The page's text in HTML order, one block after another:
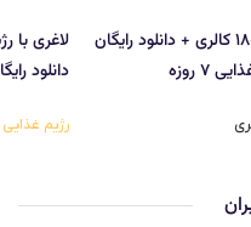
رژیم ۱۸۰۰ کالری + دانلود رایگان
۷ روزه
دانلود
رژیم غذایی